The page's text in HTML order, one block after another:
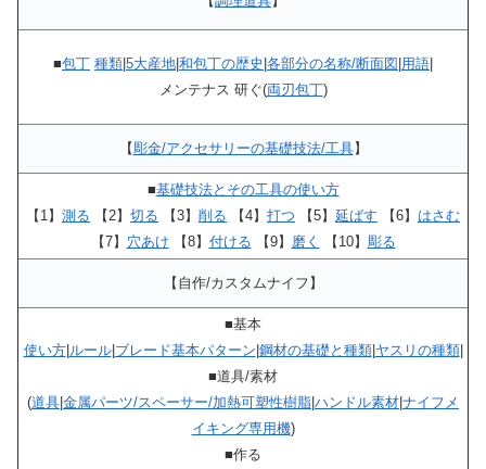
■包丁 種類 5大産地 和包丁の歴史 各部分の名称/断面図 用語
メンテナス 研ぐ(両刃包丁)
【彫金/アクセサリーの基礎技法/工具】
■基礎技法とその工具の使い方
【1】 測る 【2】 切る 【3】 削る 【4】 打つ 【5】 延ばす 【6】 はさむ
【7】 穴あけ 【8】 付ける 【9】 磨く 【10】 彫る
【自作/カスタムナイフ】
■基本
使い方| ルール| ブレード基本パターン 鋼材の基礎と種類| ヤスリの種類|
■道具/素材
(道具 金属パーツ/スペーサー/加熱可塑性樹脂 ハンドル素材 ナイフメ
イキング専用機)
■作る